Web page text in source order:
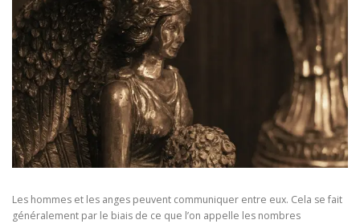
Les hommes et les anges peuvent communiquer entre eux. Cela se fait
généralement par le biais de ce que l’on appelle les nombres